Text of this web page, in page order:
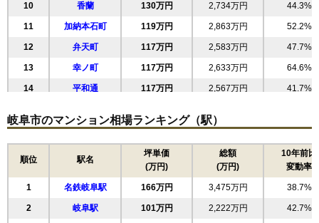
10 香蘭 130万円 2,734万円 44.3%
11 加納本石町 119万円 2,863万円 52.2%
12 弁天町 117万円 2,583万円 47.7%
13 幸ノ町 117万円 2,633万円 64.6%
14 平和通 117万円 2,567万円 41.7%
16 早田栄町 114万円 2,731万円 42.3%
114万円 2,728万円 43.5%
111万円 2,541万円 40.8%
19 御手洗 109万円 2,397万円 43.9%
20 白山町 109万円 2,505万円 61.7%
岐阜市のマンション相場ランキング（駅）
順位 駅名
坪単価
(万円)
総額
(万円)
10年前比
変動率
1 名鉄岐阜駅 166万円 3,475万円 38.7%
2 岐阜駅 101万円 2,222万円 42.7%